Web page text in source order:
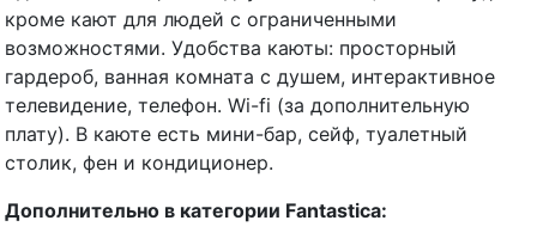
Все кровати данной каюты могут быть как
односпальными, так и двуспальными (по запросу),
кроме кают для людей с ограниченными
возможностями. Удобства каюты: просторный
гардероб, ванная комната с душем, интерактивное
телевидение, телефон. Wi-fi (за дополнительную
столик, фен и кондиционер.